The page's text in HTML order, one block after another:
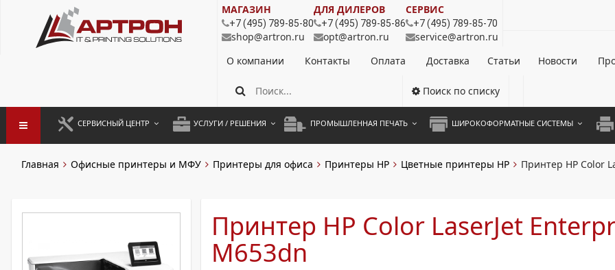
МАГАЗИН
+7 (495) 789-85-80
shop@artron.ru
ДЛЯ ДИЛЕРОВ
+7 (495) 789-85-86
opt@artron.ru
СЕРВИС
+7 (495) 789-85-70
service@artron.ru
О компании
Контакты Оплата Доставка Статьи Новости
Поиск по списку
СЕРВИСНЫЙ ЦЕНТР
ПРОФИЛАКТИКА И ТО
УСЛУГИ / РЕШЕНИЯ
АРЕНДА ОБОРУДОВАНИЯ
ПРОМЫШЛЕННАЯ ПЕЧАТЬ ШИРОКОФОРМАТНЫЕ СИСТЕМЫ
А4
Главная Офисные принтеры и МФУ Принтеры для офиса Принтеры HP Цветные принтеры HP Принтер HP Color
Принтер HP Color LaserJet
M653dn